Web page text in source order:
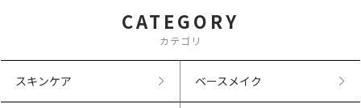
CATEGORY
カテゴリ
スキンケア ベースメイク